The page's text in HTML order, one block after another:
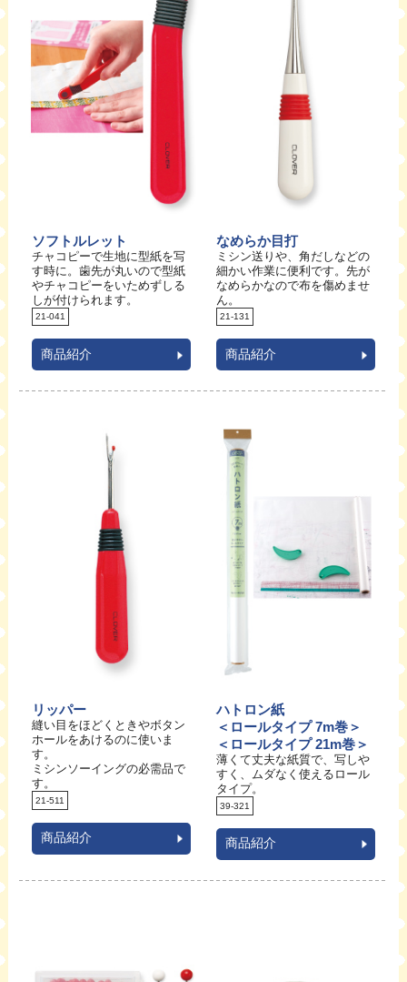
ソフトルレット
チャコピーで生地に型紙を写
す時に。歯先が丸いので型紙
やチャコピーをいためずしる
しが付けられます。
21-041
商品紹介
なめらか目打
ミシン送りや、角だしなどの
細かい作業に便利です。先が
なめらかなので布を傷めませ
ん。
21-131
商品紹介
リッパー
縫い目をほどくときやボタン
ホールをあけるのに使いま
す。
ミシンソーイングの必需品で
す。
21-511
商品紹介
ハトロン紙
＜ロールタイプ 7m巻＞
＜ロールタイプ 21m巻＞
薄くて丈夫な紙質で、写しや
すく、ムダなく使えるロール
タイプ。
39-321
商品紹介